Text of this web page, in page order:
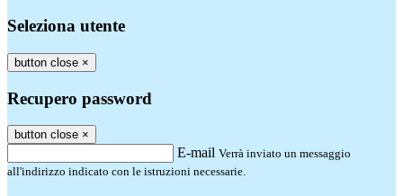
Seleziona utente
button close ×
Recupero password
button close ×
E-mail Verrà inviato un messaggio
all'indirizzo indicato con le istruzioni necessarie.